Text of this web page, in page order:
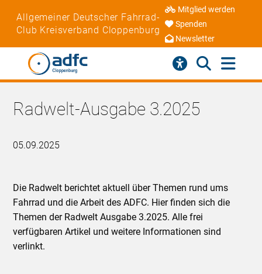
Allgemeiner Deutscher Fahrrad-
Club Kreisverband Cloppenburg
Mitglied werden
Spenden
Newsletter
Radwelt-Ausgabe 3.2025
05.09.2025
Die Radwelt berichtet aktuell über Themen rund ums
Fahrrad und die Arbeit des ADFC. Hier finden sich die
Themen der Radwelt Ausgabe 3.2025. Alle frei
verfügbaren Artikel und weitere Informationen sind
verlinkt.